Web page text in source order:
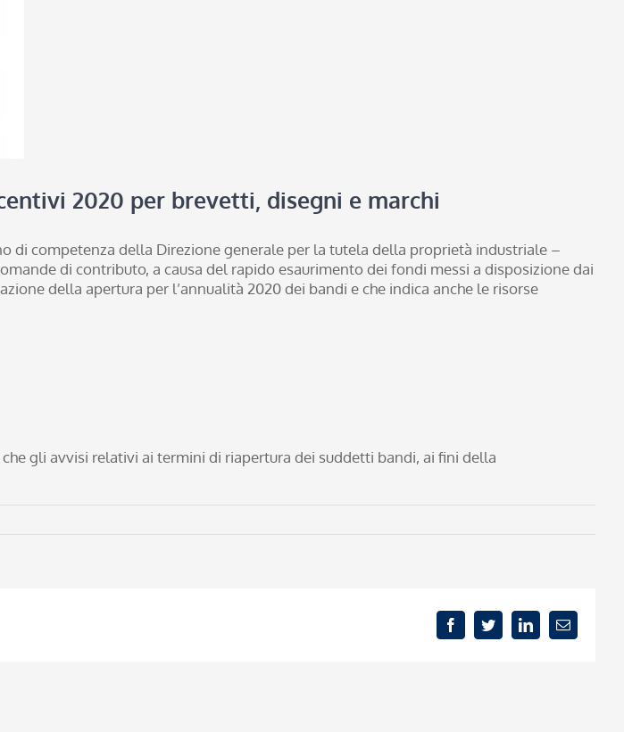
2020 per brevetti, disegni e marchi
di competenza della Direzione generale per la tutela della proprietà industriale –
di contributo, a causa del rapido esaurimento dei fondi messi a disposizione dai
della apertura per l’annualità 2020 dei bandi e che indica anche le risorse
gli avvisi relativi ai termini di riapertura dei suddetti bandi, ai fini della
FacebookTwitterLinkedInEmail